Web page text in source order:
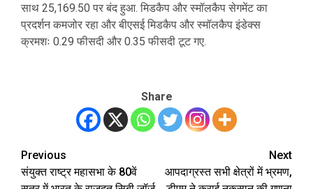
साथ 25,169.50 पर बंद हुआ. मिडकैप और स्मॉलकैप सेगमेंट का
प्रदर्शन कमजोर रहा और बीएसई मिडकैप और स्मॉलकैप इंडेक्स
क्रमशः 0.29 फीसदी और 0.35 फीसदी टूट गए.
Share
Post
navigation
Previous
संयुक्त राष्ट्र महासभा के 80वें
Next
आपदाग्रस्त सभी क्षेत्रों में भ्रमण,